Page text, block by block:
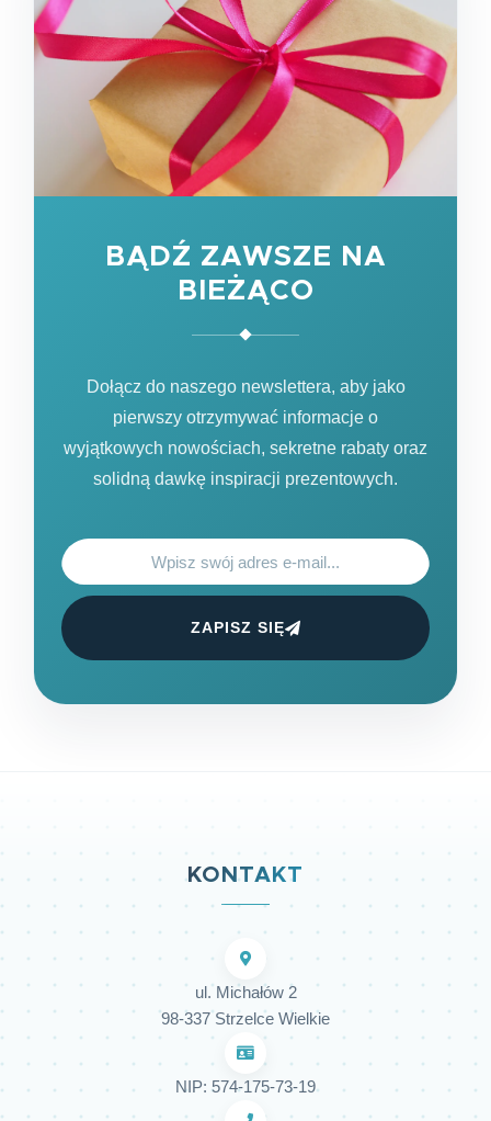
BĄDŹ ZAWSZE NA
BIEŻĄCO
Dołącz do naszego newslettera, aby jako
pierwszy otrzymywać informacje o
wyjątkowych nowościach, sekretne rabaty oraz
solidną dawkę inspiracji prezentowych.
ZAPISZ SIĘ
KONTAKT
ul. Michałów 2
98-337 Strzelce Wielkie
NIP: 574-175-73-19